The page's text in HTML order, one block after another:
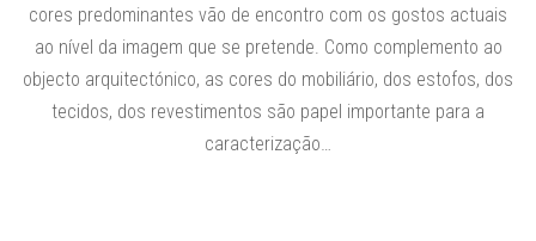
cores predominantes vão de encontro com os gostos actuais
ao nível da imagem que se pretende. Como complemento ao
objecto arquitectónico, as cores do mobiliário, dos estofos, dos
tecidos, dos revestimentos são papel importante para a
caracterização…